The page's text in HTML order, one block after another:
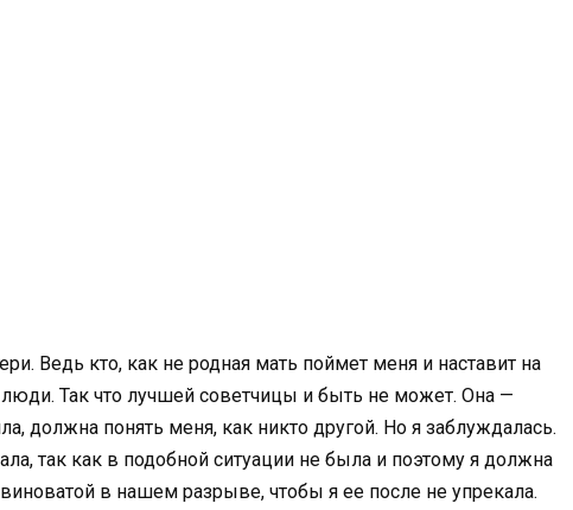
Ведь кто, как не родная мать поймет меня и наставит на
Так что лучшей советчицы и быть не может. Она —
должна понять меня, как никто другой. Но я заблуждалась.
так как в подобной ситуации не была и поэтому я должна
в нашем разрыве, чтобы я ее после не упрекала.